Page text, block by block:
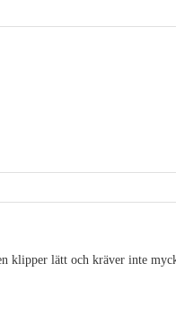
klipper lätt och kräver inte